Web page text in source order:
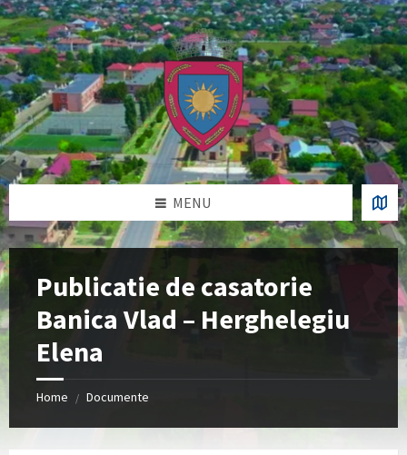
Skip
to
content
Skip
to
left
sidebar
Skip
to
right
sidebar
Skip
to
footer
MENU
Publicatie de casatorie
Banica Vlad – Herghelegiu
Elena
Home / Documente